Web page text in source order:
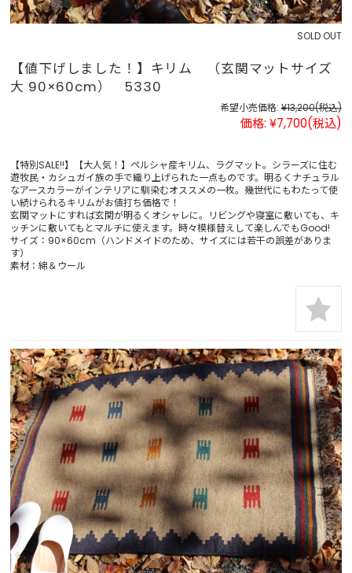
SOLD OUT
【値下げしました！】キリム （玄関マットサイズ
大 90×60cm） 5330
希望小売価格: ¥13,200(税込)
価格: ¥7,700(税込)
【特別SALE!!】【大人気！】ペルシャ産キリム、ラグマット。シラーズに住む
遊牧民・カシュガイ族の手で織り上げられた一点ものです。明るくナチュラル
なアースカラーがインテリアに馴染むオススメの一枚。幾世代にもわたって使
い続けられるキリムがお値打ち価格で！
玄関マットにすれば玄関が明るくオシャレに。リビングや寝室に敷いても、キ
ッチンに敷いてもとマルチに使えます。時々模様替えして楽しんでもGood!
サイズ：90×60cm（ハンドメイドのため、サイズには若干の誤差がありま
す）
素材：綿＆ウール